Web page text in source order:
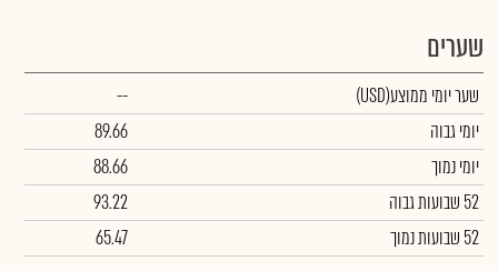
שערים
שער יומי ממוצע(USD)
--
יומי גבוה
89.66
יומי נמוך
88.66
52 שבועות גבוה
93.22
52 שבועות נמוך
65.47